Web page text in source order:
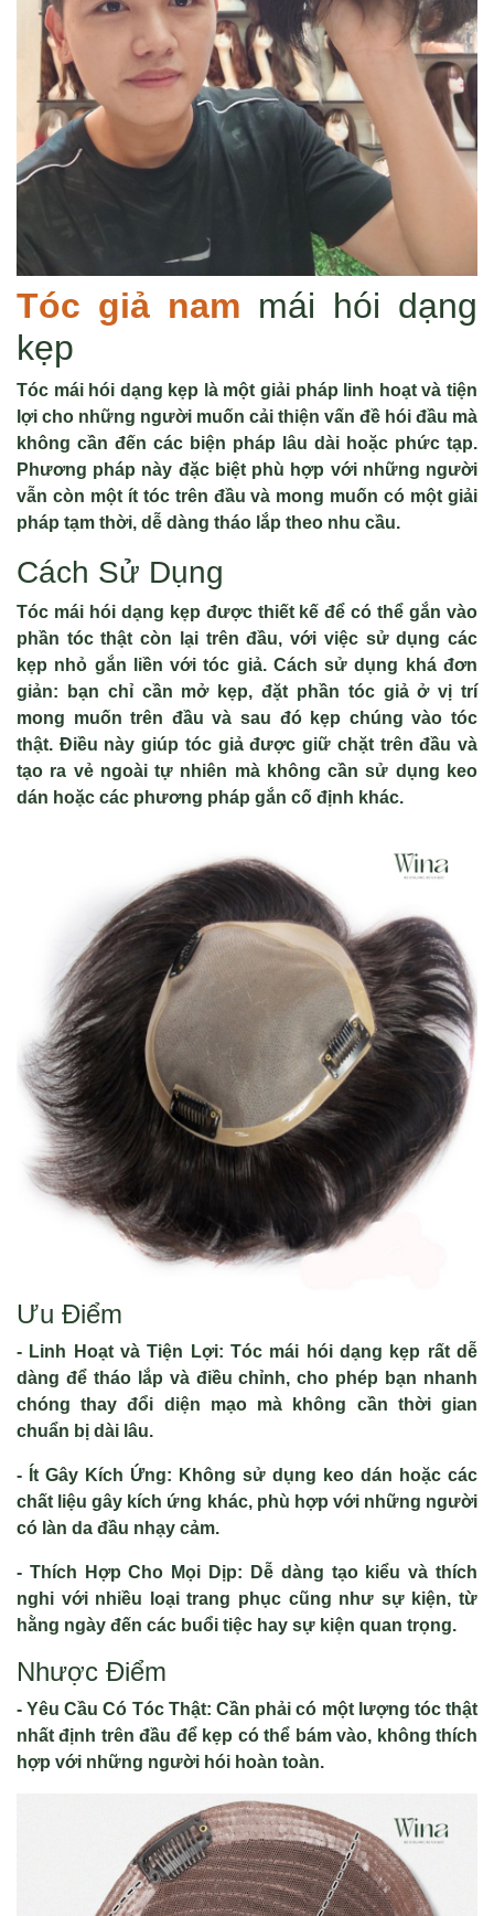
Tóc giả nam mái hói dạng
kẹp
Tóc mái hói dạng kẹp là một giải pháp linh hoạt và tiện
lợi cho những người muốn cải thiện vấn đề hói đầu mà
không cần đến các biện pháp lâu dài hoặc phức tạp.
Phương pháp này đặc biệt phù hợp với những người
vẫn còn một ít tóc trên đầu và mong muốn có một giải
pháp tạm thời, dễ dàng tháo lắp theo nhu cầu.
Cách Sử Dụng
Tóc mái hói dạng kẹp được thiết kế để có thể gắn vào
phần tóc thật còn lại trên đầu, với việc sử dụng các
kẹp nhỏ gắn liền với tóc giả. Cách sử dụng khá đơn
giản: bạn chỉ cần mở kẹp, đặt phần tóc giả ở vị trí
mong muốn trên đầu và sau đó kẹp chúng vào tóc
thật. Điều này giúp tóc giả được giữ chặt trên đầu và
tạo ra vẻ ngoài tự nhiên mà không cần sử dụng keo
dán hoặc các phương pháp gắn cố định khác.
Ưu Điểm
- Linh Hoạt và Tiện Lợi: Tóc mái hói dạng kẹp rất dễ
dàng để tháo lắp và điều chỉnh, cho phép bạn nhanh
chóng thay đổi diện mạo mà không cần thời gian
chuẩn bị dài lâu.
- Ít Gây Kích Ứng: Không sử dụng keo dán hoặc các
chất liệu gây kích ứng khác, phù hợp với những người
có làn da đầu nhạy cảm.
- Thích Hợp Cho Mọi Dịp: Dễ dàng tạo kiểu và thích
nghi với nhiều loại trang phục cũng như sự kiện, từ
hằng ngày đến các buổi tiệc hay sự kiện quan trọng.
Nhược Điểm
- Yêu Cầu Có Tóc Thật: Cần phải có một lượng tóc thật
nhất định trên đầu để kẹp có thể bám vào, không thích
hợp với những người hói hoàn toàn.